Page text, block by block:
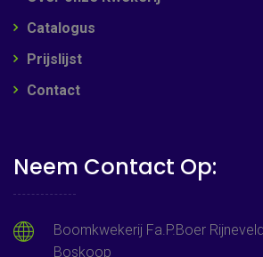
Catalogus
Prijslijst
Contact
Neem Contact Op:
Boomkwekerij Fa.P.Boer
Boskoop